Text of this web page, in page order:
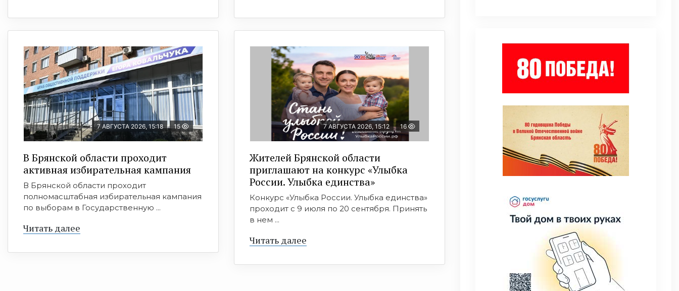
7 АВГУСТА 2026, 15:18 15
В Брянской области проходит
активная избирательная кампания
В Брянской области проходит
полномасштабная избирательная кампания
по выборам в Государственную ...
Читать далее
7 АВГУСТА 2026, 15:12 16
Жителей Брянской области
приглашают на конкурс «Улыбка
России. Улыбка единства»
Конкурс «Улыбка России. Улыбка единства»
проходит с 9 июля по 20 сентября. Принять
в нем ...
Читать далее